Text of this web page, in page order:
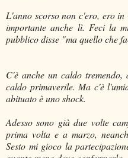
L'anno scorso non c'ero, ero
importante anche lì. Feci la
pubblico disse "ma quello che
C'è anche un caldo
caldo primaverile. Ma c'è
abituato è uno shock.
Adesso sono già due volte
prima volta e a marzo,
Sesto mi gioco la